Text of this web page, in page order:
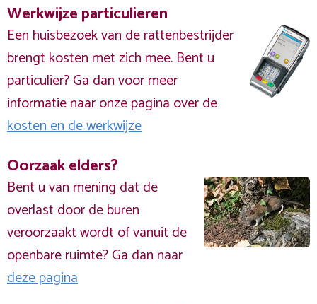
Werkwijze particulieren
Een huisbezoek van de rattenbestrijder
brengt kosten met zich mee. Bent u
particulier? Ga dan voor meer
informatie naar onze pagina over de
kosten en de werkwijze
Oorzaak elders?
Bent u van mening dat de
overlast door de buren
veroorzaakt wordt of vanuit de
openbare ruimte? Ga dan naar
deze pagina